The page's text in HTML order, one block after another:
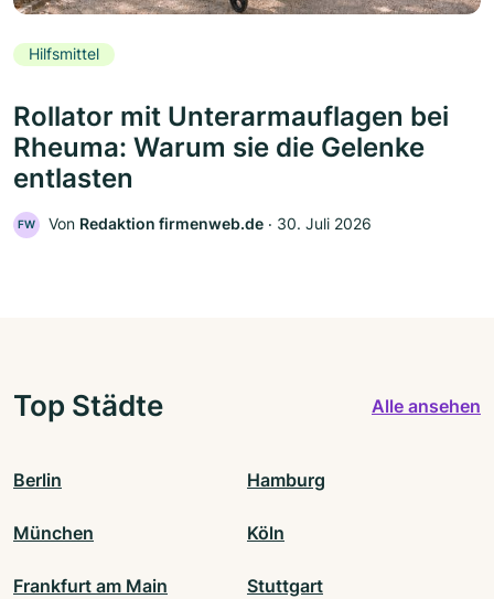
Hilfsmittel
Rollator mit Unterarmauflagen bei
Rheuma: Warum sie die Gelenke
entlasten
FW Von Redaktion firmenweb.de ‧ 30. Juli 2026
Top Städte Alle ansehen
Berlin Hamburg
München Köln
Frankfurt am Main Stuttgart